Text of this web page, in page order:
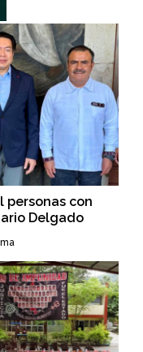
personas con
Delgado